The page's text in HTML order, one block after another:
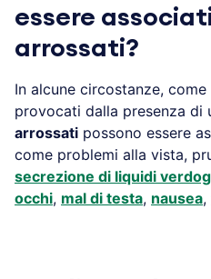
essere
arrossati?
In alcune circostanze,
provocati dalla presenza di
arrossati possono essere
come problemi alla vista,
secrezione di liquidi
occhi, mal di testa, nausea,